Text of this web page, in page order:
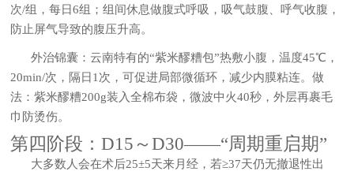
次/组，每日6组；组间休息做腹式呼吸，吸气鼓腹、呼气收腹，
防止屏气导致的腹压升高。
外治锦囊 ：云南特有的“紫米醪糟包”热敷小腹，温度45℃，
20min/次，隔日1次，可促进局部微循环，减少内膜粘连。做
法：紫米醪糟200g装入全棉布袋，微波中火40秒，外层再裹毛
巾防烫伤。
第四阶段：D15～D30——“周期重启期”
大多数人会在术后25±5天来月经，若≥37天仍无撤退性出